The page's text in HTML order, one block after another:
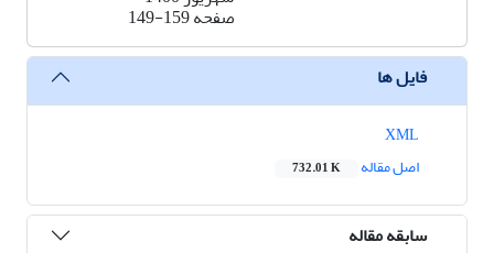
صفحه149-159
فایل ها
اصل مقاله
732.01 K
سابقه مقاله